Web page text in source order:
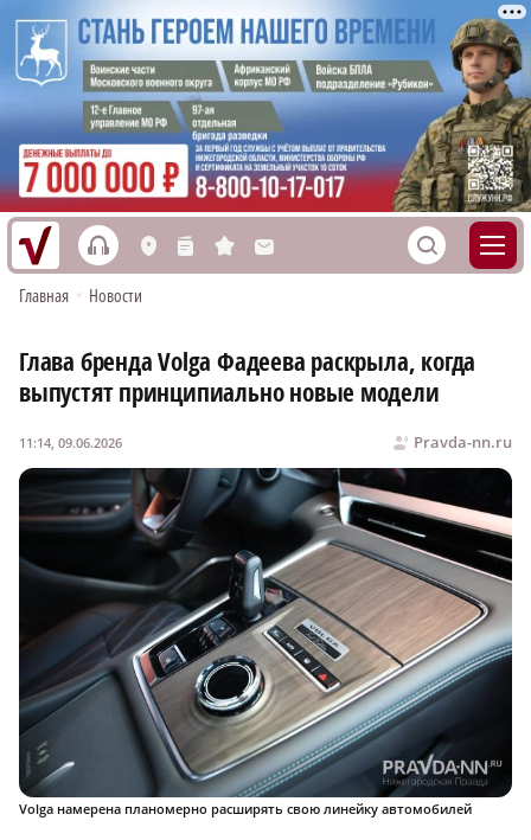
h L n s M S
Главная • Новости
Глава бренда Volga Фадеева раскрыла, когда
выпустят принципиально новые модели
Pravda-nn.ru
11:14, 09.06.2026
Volga намерена планомерно расширять свою линейку автомобилей